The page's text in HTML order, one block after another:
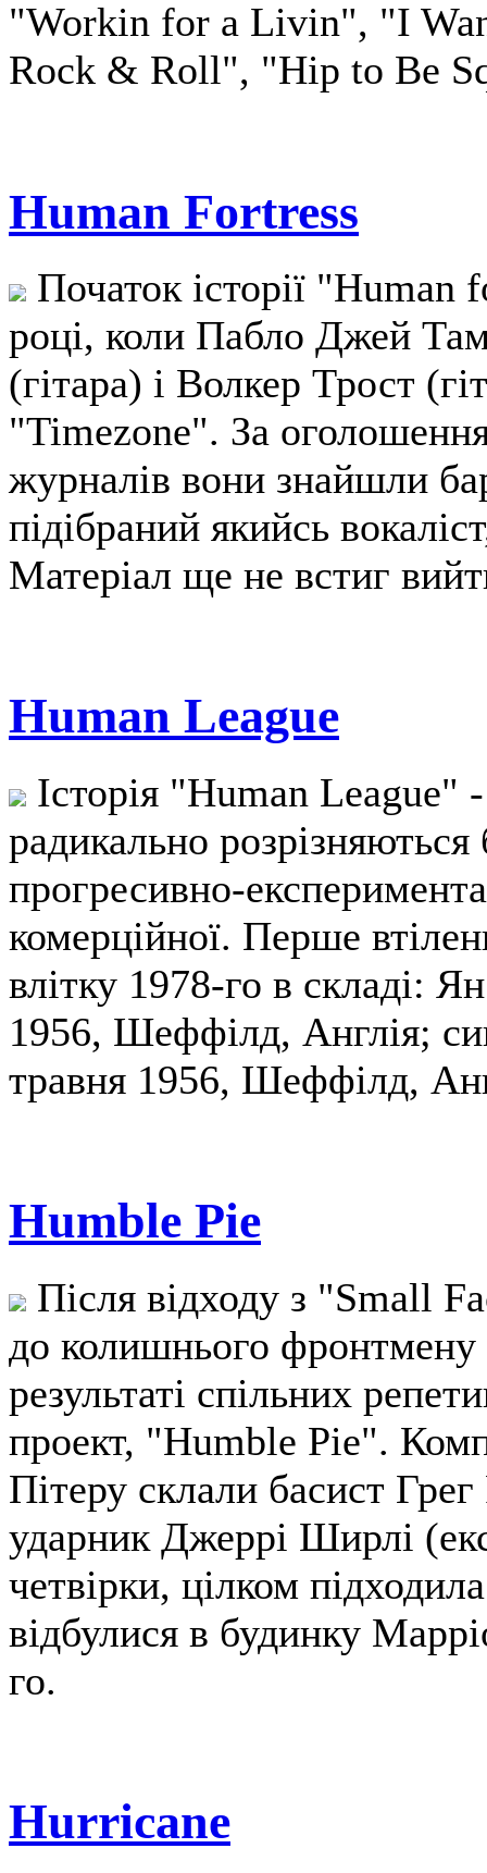
"Workin for a Livin", "I
Rock & Roll", "Hip to Be
Human Fortress
Початок історії
році, коли Пабло Джей
(гітара) і Волкер Трост
"Timezone". За
журналів вони знайшли
підібраний якийсь
Матеріал ще не встиг
Human League
Історія "Human League"
радикально
прогресивно-
комерційної. Перше
влітку 1978-го в складі:
1956, Шеффілд, Англія;
травня 1956, Шеффілд,
Humble Pie
Після відходу з "Small
до колишнього
результаті спільних
проект, "Humble Pie".
Пітеру склали басист
ударник Джеррі Ширлі
четвірки, цілком
відбулися в будинку
го.
Hurricane